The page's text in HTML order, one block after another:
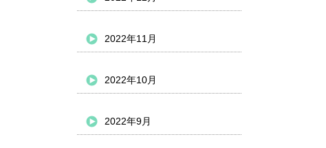
2022年11月
2022年10月
2022年9月